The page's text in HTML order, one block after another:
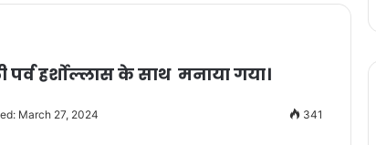
पर्व हर्शोल्लास के साथ मनाया गया।
March 27, 2024 341